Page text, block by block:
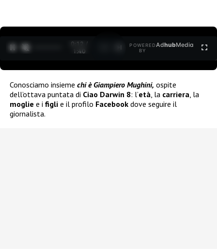
0:12 /
1:40
POWERED
BY
AdhubMedia
Conosciamo insieme chi è Giampiero Mughini, ospite
dell’ottava puntata di Ciao Darwin 8: l’età , la carriera , la
moglie e i figli e il profilo Facebook dove seguire il
giornalista.